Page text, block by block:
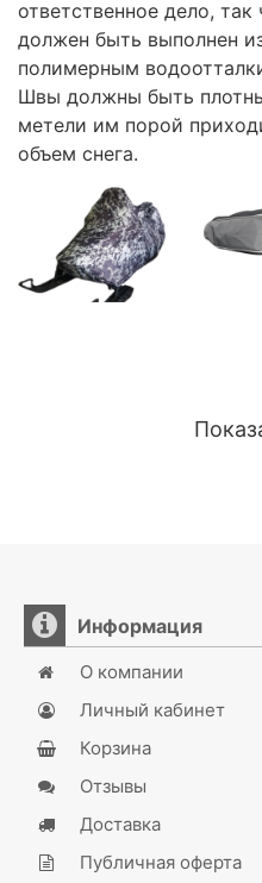
ответственное дело,
должен быть выполнен
полимерным
Швы должны быть
метели им порой
объем снега.
Информация
О компании
Личный кабинет
Корзина
Отзывы
Доставка
Публичная оферта